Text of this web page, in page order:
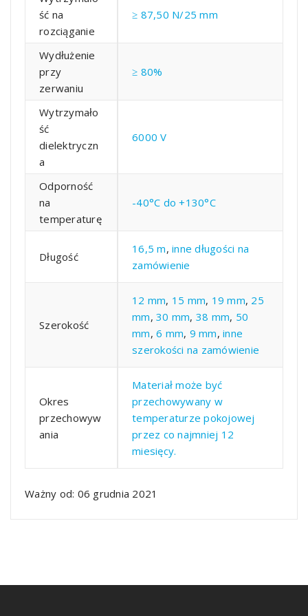
ść na
rozciąganie
≥ 87,50 N/25 mm
Wydłużenie
przy
zerwaniu
≥ 80%
Wytrzymało
ść
dielektryczn
a
6000 V
Odporność
na
temperaturę
-40°C do +130°C
Długość
16,5 m, inne długości na
zamówienie
Szerokość
12 mm, 15 mm, 19 mm, 25
mm, 30 mm, 38 mm, 50
mm, 6 mm, 9 mm, inne
szerokości na zamówienie
Okres
przechowyw
ania
Materiał może być
przechowywany w
temperaturze pokojowej
przez co najmniej 12
miesięcy.
Ważny od: 06 grudnia 2021